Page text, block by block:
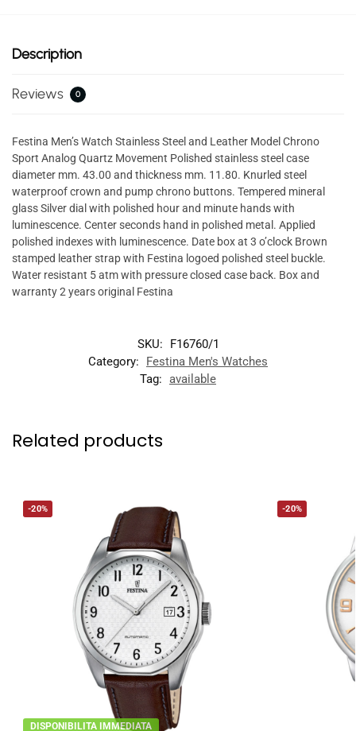
Description
Reviews 0
Festina Men’s Watch Stainless Steel and Leather Model Chrono
Sport Analog Quartz Movement Polished stainless steel case
diameter mm. 43.00 and thickness mm. 11.80. Knurled steel
waterproof crown and pump chrono buttons. Tempered mineral
glass Silver dial with polished hour and minute hands with
luminescence. Center seconds hand in polished metal. Applied
polished indexes with luminescence. Date box at 3 o’clock Brown
stamped leather strap with Festina logoed polished steel buckle.
Water resistant 5 atm with pressure closed case back. Box and
warranty 2 years original Festina
SKU:
F16760/1
Category:
Festina Men's Watches
Tag: available
Related products
-20%
DISPONIBILITA IMMEDIATA
-20%